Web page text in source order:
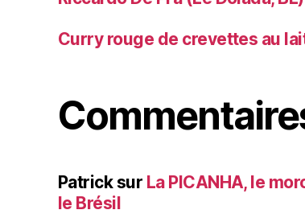
Curry rouge de crevettes au
Patricksur La PICANHA, le
le Brésil